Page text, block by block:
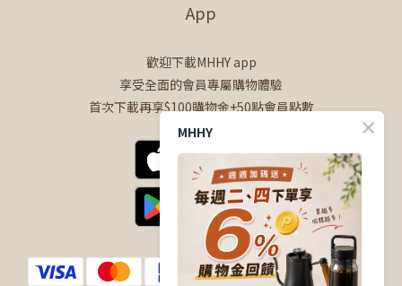
App
歡迎下載MHHY app
享受全面的會員專屬購物體驗
首次下載再享$100購物金+50點會員點數
MHHY